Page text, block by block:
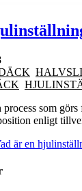
som görs
enligt
är en